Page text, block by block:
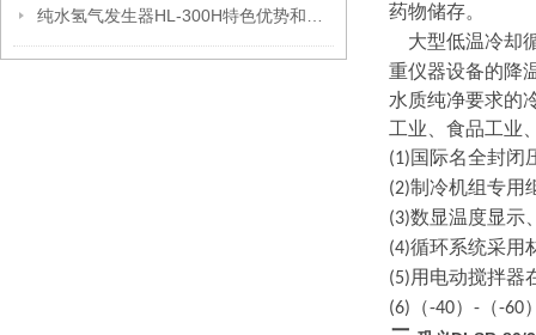
药物储存。
大型低温冷却
重仪器设备的降
水质纯净要求的
工业、食品工业
(1)国际名全封闭
(2)制冷机组专用
(3)数显温度显示
(4)循环系统采用
(5)用电动搅拌器
(6) （-40） - （-60